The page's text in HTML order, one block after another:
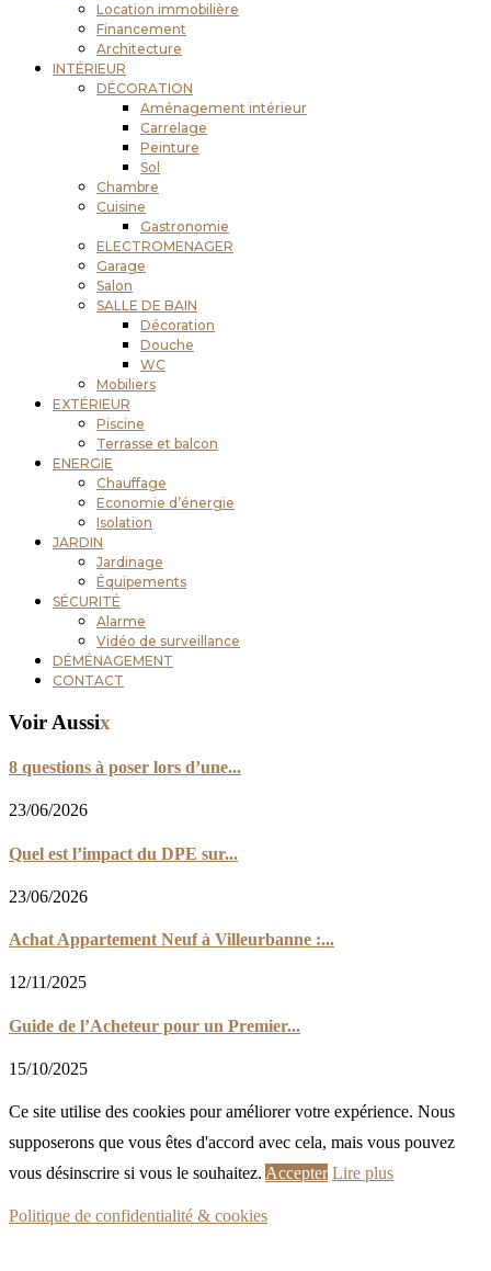
Location immobilière
Financement
Architecture
INTÉRIEUR
DÉCORATION
Aménagement intérieur
Carrelage
Peinture
Sol
Chambre
Cuisine
Gastronomie
ELECTROMENAGER
Garage
Salon
SALLE DE BAIN
Décoration
Douche
WC
Mobiliers
EXTÉRIEUR
Piscine
Terrasse et balcon
ENERGIE
Chauffage
Economie d’énergie
Isolation
JARDIN
Jardinage
Équipements
SÉCURITÉ
Alarme
Vidéo de surveillance
DÉMÉNAGEMENT
CONTACT
Voir Aussix
8 questions à poser lors d’une...
23/06/2026
Quel est l’impact du DPE sur...
23/06/2026
Achat Appartement Neuf à Villeurbanne :...
12/11/2025
Guide de l’Acheteur pour un Premier...
15/10/2025
Ce site utilise des cookies pour améliorer votre expérience. Nous
supposerons que vous êtes d'accord avec cela, mais vous pouvez
vous désinscrire si vous le souhaitez. Accepter Lire plus
Politique de confidentialité & cookies